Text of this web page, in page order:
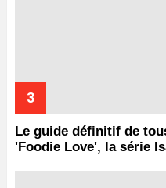
Le guide définitif de
'Foodie Love', la série